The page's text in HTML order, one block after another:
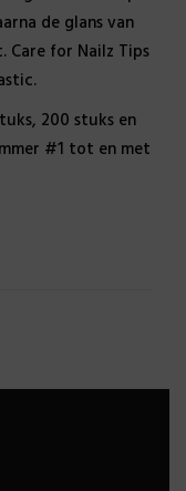
de glans van
for Nailz Tips
200 stuks en
#1 tot en met